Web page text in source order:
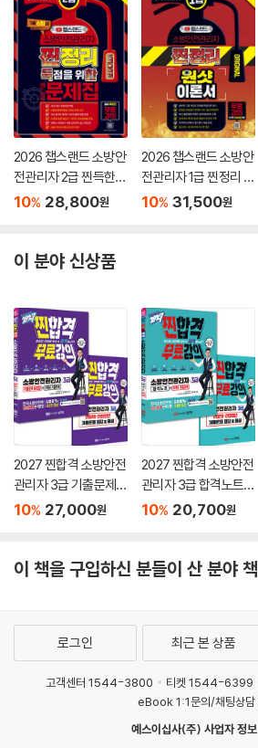
2026 챕스랜드 소방안
전관리자 2급 찐득한
스티커 예상기출문제
10% 28,800원
2026 챕스랜드 소방안
전관리자 1급 찐정리 원
샷 이론서
10% 31,500원
이 분야 신상품
2027 찐합격 소방안전
관리자 3급 기출문제
총집합+5개년 기출문
10% 27,000원
2027 찐합격 소방안전
관리자 3급 합격노트+
8개년 기출문제
10% 20,700원
이 책을 구입하신 분들이 산 분야 책
로그인 최근 본 상품
고객센터 1544-3800 티켓 1544-6399
eBook 1:1문의/채팅상담
예스이십사(주) 사업자 정보